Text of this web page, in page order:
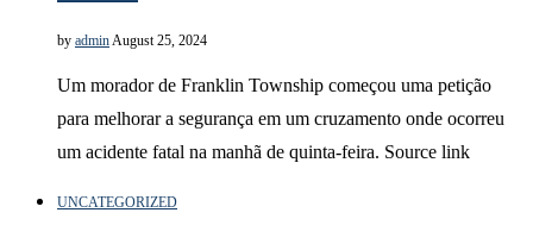
by adminAugust 25, 2024
Um morador de Franklin Township começou uma petição
para melhorar a segurança em um cruzamento onde ocorreu
um acidente fatal na manhã de quinta-feira. Source link
UNCATEGORIZED